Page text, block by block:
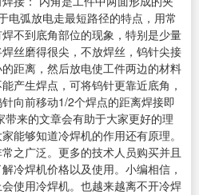
电弧放电走最短路径的特点，用常
不到底角部位的现象，特别是少量
丝磨得很尖，不放焊丝，钨针尖接
距离，然后放电使工件两边的材料
产生焊点，可将钨针更靠近底角，
向前移动1/2个焊点的距离焊接即
来的文章会有助于大家更好的理
能够知道冷焊机的作用还有原理。
之广泛。更多的技术人员购买并且
冷焊机价格以及使用。小编相信，
使用冷焊机。也越来越离不开冷焊